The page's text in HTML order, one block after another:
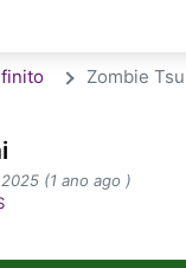
Zombie
(1 ano ago )